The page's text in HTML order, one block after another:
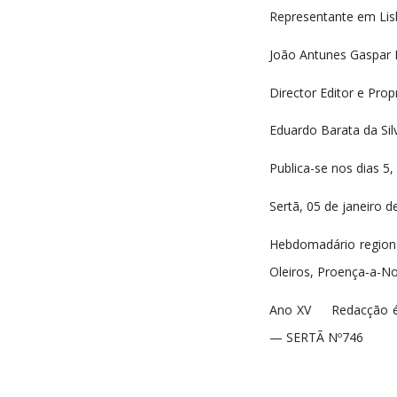
Representante em
João Antunes
Director Editor e
Eduardo Barata da
Publica-se nos dias
Sertã, 05 de janeiro
Hebdomadário
Oleiros, Proença-a-
Ano XV Redacção é
— SERTÃ Nº746